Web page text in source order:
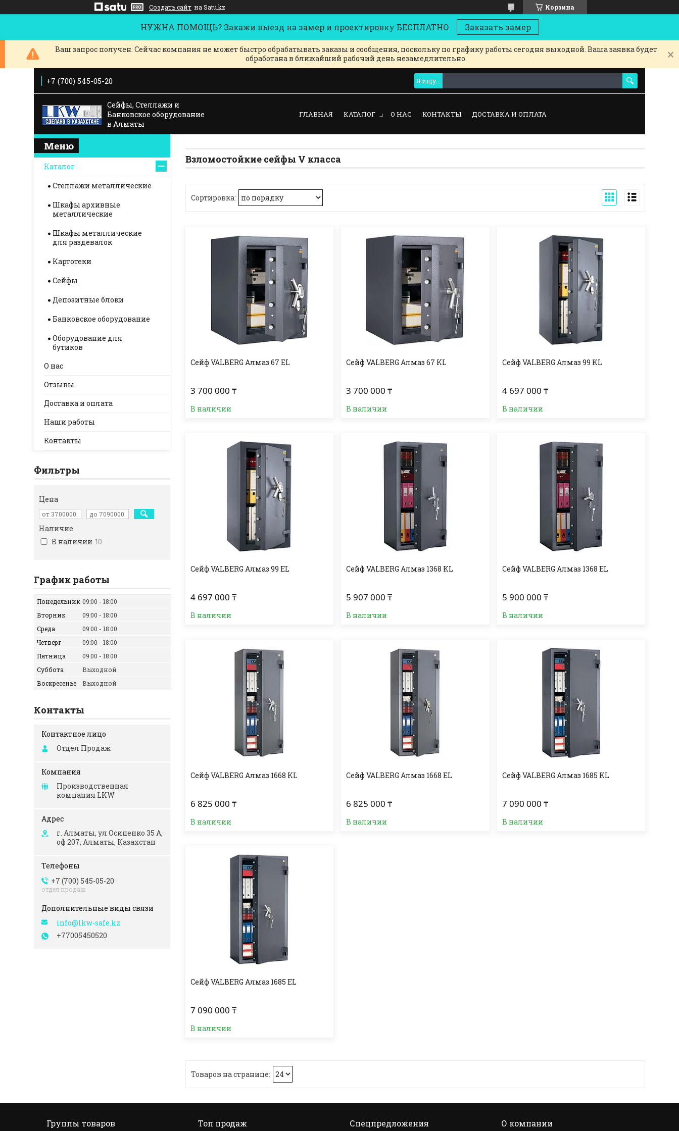
Создать сайт на Satu.kz Корзина
НУЖНА ПОМОЩЬ? Закажи выезд на замер и проектировку БЕСПЛАТНО Заказать замер
Ваш запрос получен. Сейчас компания не может быстро обрабатывать заказы и сообщения, поскольку по графику работы сегодня выходной. Ваша заявка будет
обработана в ближайший рабочий день незамедлительно.
+7 (700) 545-05-20
Сейфы, Стеллажи и
Банковское оборудование
в Алматы
ГЛАВНАЯ КАТАЛОГ О НАС КОНТАКТЫ ДОСТАВКА И ОПЛАТА
Взломостойкие сейфы V класса
Сейф VALBERG Алмаз 67 EL
3 700 000 ₸
В наличии
Сейф VALBERG Алмаз 67 KL
3 700 000 ₸
В наличии
Сейф VALBERG Алмаз 99 KL
4 697 000 ₸
В наличии
Сейф VALBERG Алмаз 99 EL
4 697 000 ₸
В наличии
Сейф VALBERG Алмаз 1368 KL
5 907 000 ₸
В наличии
Сейф VALBERG Алмаз 1368 EL
5 900 000 ₸
В наличии
Сейф VALBERG Алмаз 1668 KL
6 825 000 ₸
В наличии
Сейф VALBERG Алмаз 1668 EL
6 825 000 ₸
В наличии
Сейф VALBERG Алмаз 1685 KL
7 090 000 ₸
В наличии
Сейф VALBERG Алмаз 1685 EL
7 090 000 ₸
В наличии
Каталог
Стеллажи металлические
Шкафы архивные
металлические
Шкафы металлические
для раздевалок
Картотеки
Сейфы
Депозитные блоки
Банковское оборудование
Оборудование для
бутиков
О нас
Отзывы
Доставка и оплата
Наши работы
Контакты
Фильтры
Цена
Наличие
В наличии 10
График работы
Понедельник 09:00
18:00
Вторник
09:00
18:00
Среда
09:00
18:00
Четверг
09:00
18:00
Пятница
09:00
18:00
Суббота
Выходной
Воскресенье
Выходной
Контакты
Отдел Продаж
Производственная
компания LKW
г. Алматы, ул Осипенко 35 А,
оф 207, Алматы, Казахстан
+7 (700) 545-05-20
отдел продаж
info@lkw-safe.kz
+77005450520
Группы товаров Топ продаж Спецпредложения О компании